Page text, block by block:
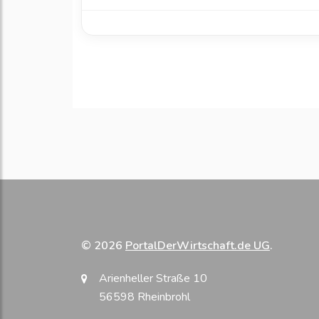
© 2026 PortalDerWirtschaft.de UG.
Arienheller Straße 10
56598 Rheinbrohl